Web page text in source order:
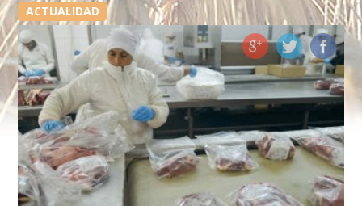
ACTUALIDAD